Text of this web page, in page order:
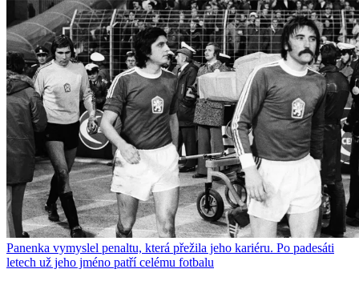
Panenka vymyslel penaltu, která přežila jeho kariéru. Po padesáti
letech už jeho jméno patří celému fotbalu